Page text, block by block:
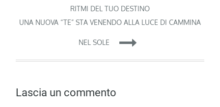
articoliRITMI DEL TUO DESTINO
UNA NUOVA “TE” STA VENENDO ALLA LUCE DI CAMMINA
NEL SOLE
Lascia un commento